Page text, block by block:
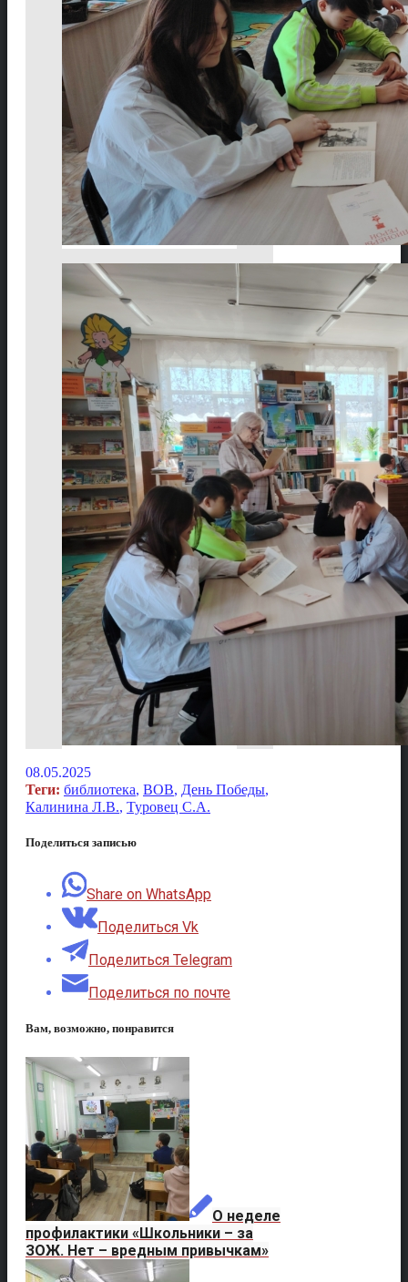
08.05.2025
Теги: библиотека, ВОВ, День Победы,
Калинина Л.В., Туровец С.А.
Поделиться записью
Share on WhatsApp
Поделиться Vk
Поделиться Telegram
Поделиться по почте
Вам, возможно, понравится
О неделе
профилактики «Школьники – за
ЗОЖ. Нет – вредным привычкам»